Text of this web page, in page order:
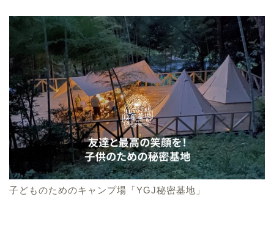
子どものためのキャンプ場「YGJ秘密基地」